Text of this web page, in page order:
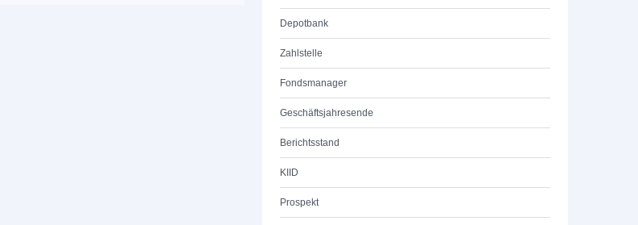
Depotbank
Zahlstelle
Fondsmanager
Geschäftsjahresende
Berichtsstand
KIID
Prospekt